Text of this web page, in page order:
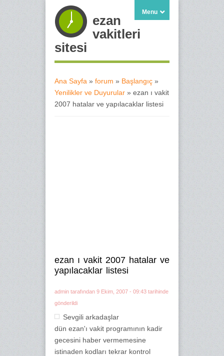
ezan
vakitleri
sitesi
Menu
Buradasınız
Ana Sayfa » forum » Başlangıç »
Yenilikler ve Duyurular » ezan ı vakit
2007 hatalar ve yapılacaklar listesi
ezan ı vakit 2007 hatalar ve
yapılacaklar listesi
admin tarafından 9 Ekim, 2007 - 09:43 tarihinde
gönderildi
Sevgili arkadaşlar
dün ezan'ı vakit programının kadir
gecesini haber vermemesine
istinaden kodları tekrar kontrol